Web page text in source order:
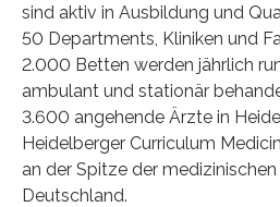
sind aktiv in Ausbildung und
50 Departments, Kliniken und
2.000 Betten werden jährlich
ambulant und stationär
3.600 angehende Ärzte in
Heidelberger Curriculum
an der Spitze der
Deutschland.